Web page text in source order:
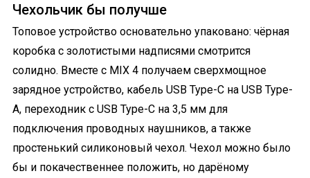
Чехольчик бы получше
Топовое устройство основательно упаковано: чёрная
коробка с золотистыми надписями смотрится
солидно. Вместе с MIX 4 получаем сверхмощное
зарядное устройство, кабель USB Type-C на USB Type-
A, переходник с USB Type-C на 3,5 мм для
подключения проводных наушников, а также
простенький силиконовый чехол. Чехол можно было
бы и покачественнее положить, но дарёному